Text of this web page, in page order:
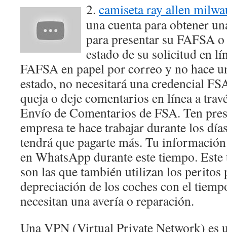
2. camiseta ray allen
una cuenta para obtener
para presentar su FAFSA
estado de su solicitud en
FAFSA en papel por correo y no hace
estado, no necesitará una credencial
queja o deje comentarios en línea a
Envío de Comentarios de FSA. Ten
empresa te hace trabajar durante los
tendrá que pagarte más. Tu
en WhatsApp durante este tiempo.
son las que también utilizan los peritos
depreciación de los coches con el
necesitan una avería o reparación.
Una VPN (Virtual Private Network) es